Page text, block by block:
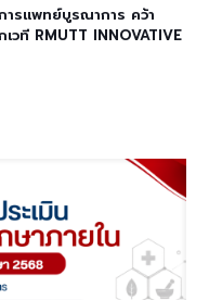
รแพทย์บูรณาการ คว้า
ที RMUTT INNOVATIVE